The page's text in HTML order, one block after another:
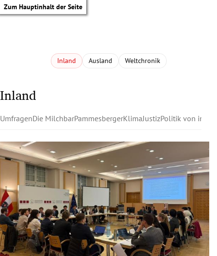
Zum Hauptinhalt der Seite
Untermenü
Untermenü
Untermenü
Inland Ausland Weltchronik
Inland
UmfragenDie MilchbarPammesbergerKlimaJustizPolitik von innen